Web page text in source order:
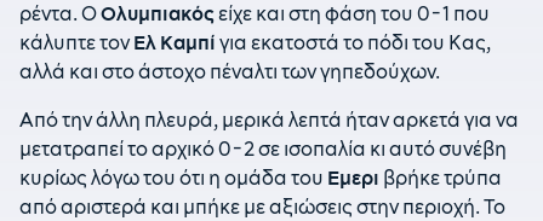
ρέντα. ΟΟλυμπιακόςείχε και στη φάση του 0-1 που
κάλυπτε τονΕλ Καμπί για εκατοστά το πόδι του Κας,
αλλά και στο άστοχο πέναλτι των γηπεδούχων.
Από την άλλη πλευρά, μερικά λεπτά ήταν αρκετά για να
μετατραπεί το αρχικό 0-2 σε ισοπαλία κι αυτό συνέβη
κυρίως λόγω του ότι η ομάδα του Εμερι βρήκε τρύπα
από αριστερά και μπήκε με αξιώσεις στην περιοχή. Το